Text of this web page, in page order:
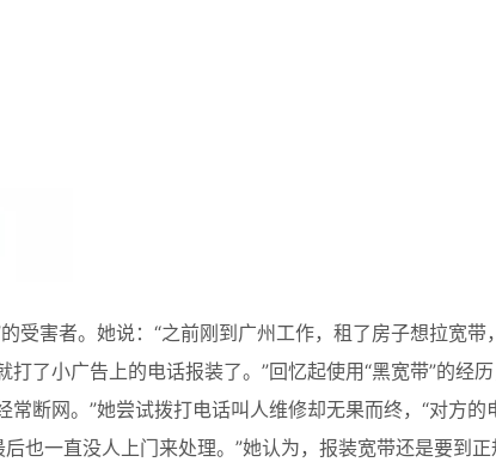
受害者。她说：“之前刚到广州工作，租了房子想拉宽带
了小广告上的电话报装了。”回忆起使用“黑宽带”的经历
断网。”她尝试拨打电话叫人维修却无果而终，“对方的
也一直没人上门来处理。”她认为，报装宽带还是要到正